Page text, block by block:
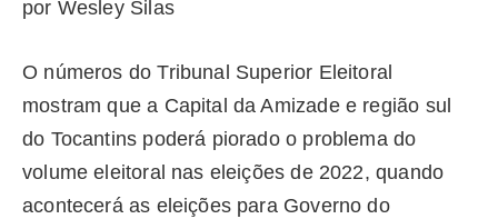
por Wesley Silas
O números do Tribunal Superior Eleitoral
mostram que a Capital da Amizade e região sul
do Tocantins poderá piorado o problema do
volume eleitoral nas eleições de 2022, quando
acontecerá as eleições para Governo do